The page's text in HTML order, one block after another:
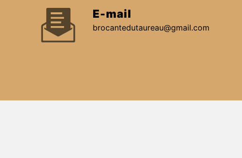
E-mail
brocantedutaureau@gmail.com